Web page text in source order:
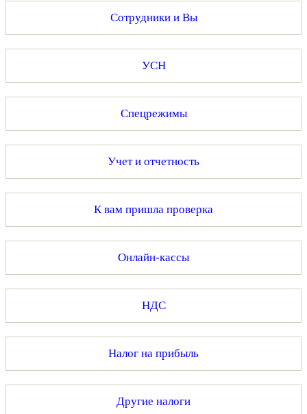
Сотрудники и Вы
УСН
Спецрежимы
Учет и отчетность
К вам пришла проверка
Онлайн-кассы
НДС
Налог на прибыль
Другие налоги